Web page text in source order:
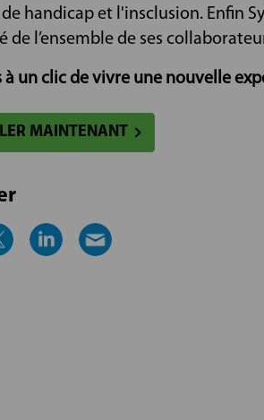
handicap et l'insclusion. Enfin
de l’ensemble de ses
à un clic de vivre une nouvelle
MAINTENANT